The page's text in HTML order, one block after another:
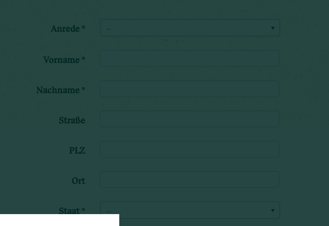
Anrede * ...
Vorname *
Nachname *
Straße
PLZ
Ort
Staat * ...